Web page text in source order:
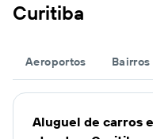
Curitiba
Aeroportos Bairros
Aluguel de carros